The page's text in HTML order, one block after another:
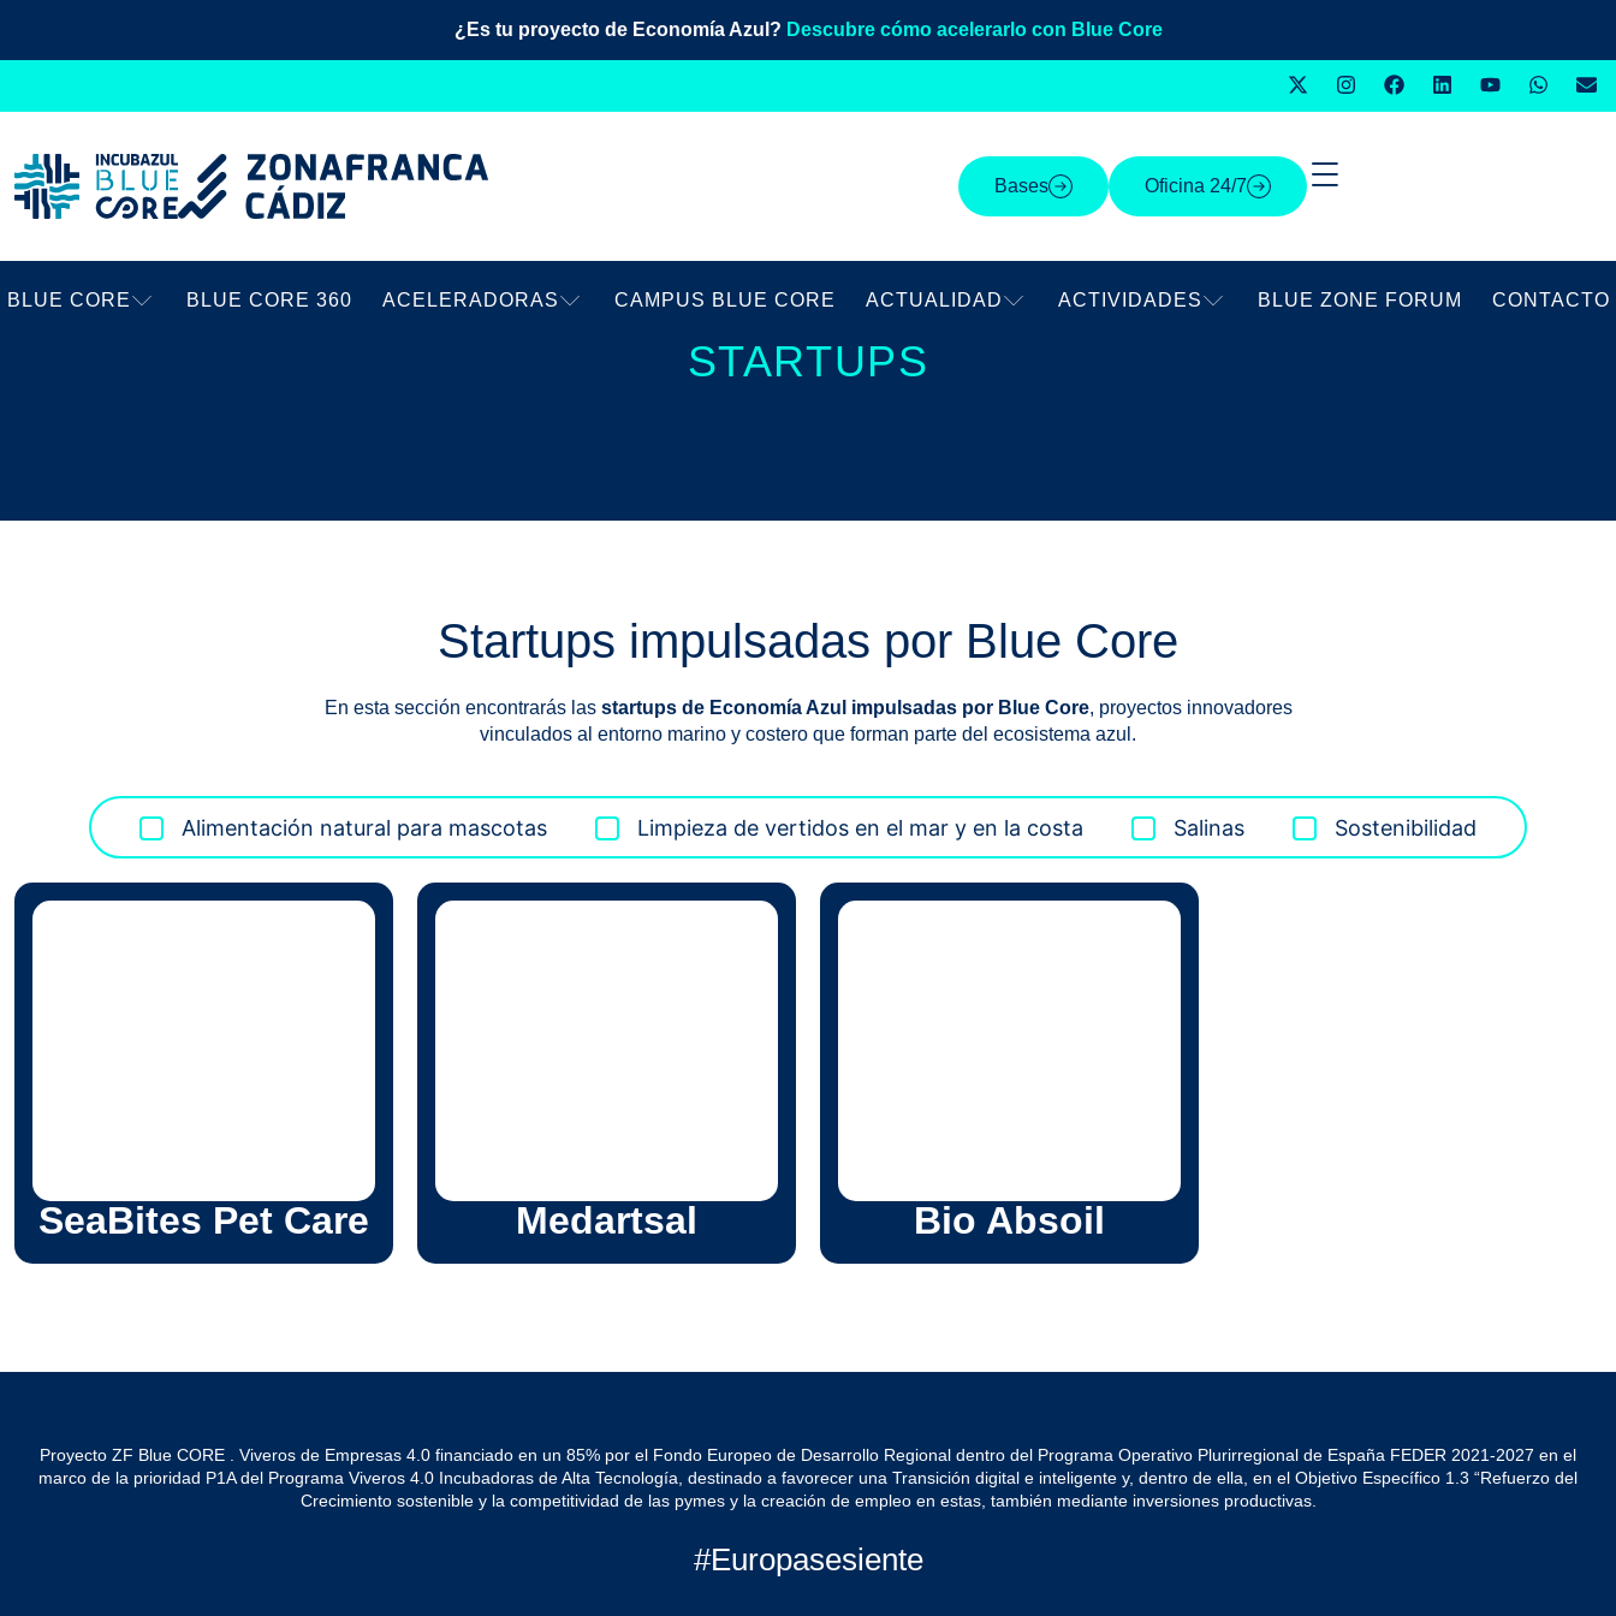
¿Es tu proyecto de Economía Azul? Descubre cómo acelerarlo con Blue Core
Bases Oficina 24/7
BLUE CORE BLUE CORE 360 ACELERADORAS CAMPUS BLUE CORE ACTUALIDAD ACTIVIDADES BLUE ZONE FORUM CONTACTO
STARTUPS
Startups impulsadas por Blue Core
En esta sección encontrarás las startups de Economía Azul impulsadas por Blue Core, proyectos innovadores
vinculados al entorno marino y costero que forman parte del ecosistema azul.
Alimentación natural para mascotas Limpieza de vertidos en el mar y en la costa Salinas Sostenibilidad
SeaBites Pet Care Medartsal Bio Absoil
Proyecto ZF Blue CORE . Viveros de Empresas 4.0 financiado en un 85% por el Fondo Europeo de Desarrollo Regional dentro del Programa Operativo Plurirregional de España FEDER 2021-2027 en el
marco de la prioridad P1A del Programa Viveros 4.0 Incubadoras de Alta Tecnología, destinado a favorecer una Transición digital e inteligente y, dentro de ella, en el Objetivo Específico 1.3 “Refuerzo del
Crecimiento sostenible y la competitividad de las pymes y la creación de empleo en estas, también mediante inversiones productivas.
#Europasesiente